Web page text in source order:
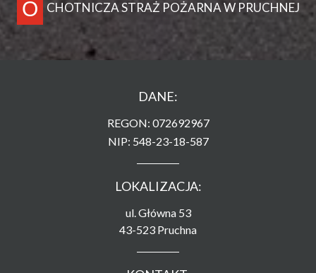
O CHOTNICZA STRAŻ POŻARNA W PRUCHNEJ
DANE:
REGON: 072692967
NIP: 548-23-18-587
LOKALIZACJA:
ul. Główna 53
43-523 Pruchna